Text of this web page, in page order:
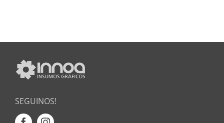
SEGUINOS!